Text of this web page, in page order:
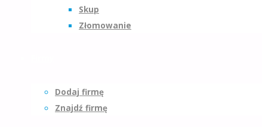
Skup
Złomowanie
Dodaj firmę
Znajdź firmę